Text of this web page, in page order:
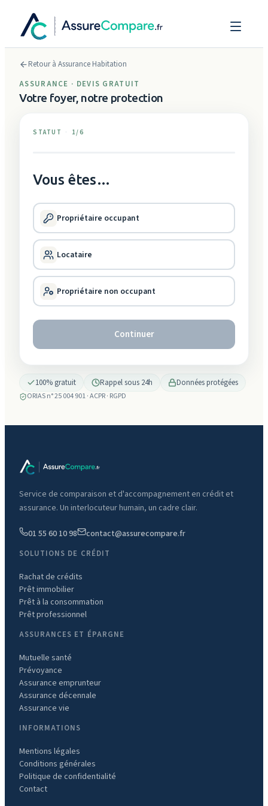
Assurance santé
CRÉDITS & FINANCEMENT
Rachat de crédits Prêt immobilier
Prêt à la
consommation
Nos solutions
Comment ça marche
01 55 60 10 98
Retour à Assurance Habitation
ASSURANCE · DEVIS GRATUIT
Votre foyer, notre protection
STATUT · 1/6
Vous êtes…
Propriétaire occupant
Locataire
Propriétaire non occupant
Continuer
100% gratuit Rappel sous 24h Données protégées
ORIAS n° 25 004 901 · ACPR · RGPD
Service de comparaison et d'accompagnement en crédit et
assurance. Un interlocuteur humain, un cadre clair.
01 55 60 10 98 contact@assurecompare.fr
SOLUTIONS DE CRÉDIT
Rachat de crédits
Prêt immobilier
Prêt à la consommation
Prêt professionnel
ASSURANCES ET ÉPARGNE
Mutuelle santé
Prévoyance
Assurance emprunteur
Assurance décennale
Assurance vie
INFORMATIONS
Mentions légales
Conditions générales
Politique de confidentialité
Contact